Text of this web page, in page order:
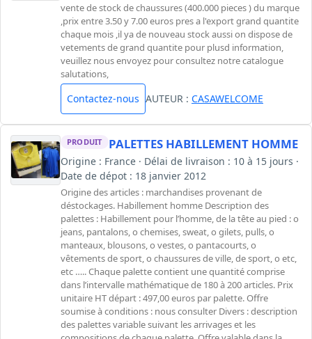
vente de stock de chaussures (400.000 pieces ) du marque
,prix entre 3.50 y 7.00 euros pres a l'export grand quantite
chaque mois ,il ya de nouveau stock aussi on dispose de
vetements de grand quantite pour plusd information,
veuillez nous envoyez pour consultez notre catalogue
salutations,
Contactez-nous AUTEUR : CASAWELCOME
PRODUIT PALETTES HABILLEMENT HOMME
Origine : France · Délai de livraison : 10 à 15 jours ·
Date de dépot : 18 janvier 2012
Origine des articles : marchandises provenant de
déstockages. Habillement homme Description des
palettes : Habillement pour l’homme, de la tête au pied : o
jeans, pantalons, o chemises, sweat, o gilets, pulls, o
manteaux, blousons, o vestes, o pantacourts, o
vêtements de sport, o chaussures de ville, de sport, o etc,
etc ….. Chaque palette contient une quantité comprise
dans l’intervalle mathématique de 180 à 200 articles. Prix
unitaire HT départ : 497,00 euros par palette. Offre
soumise à conditions : nous consulter Divers : description
des palettes variable suivant les arrivages et les